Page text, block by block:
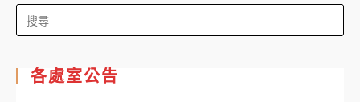
Search
for:
各處室公告